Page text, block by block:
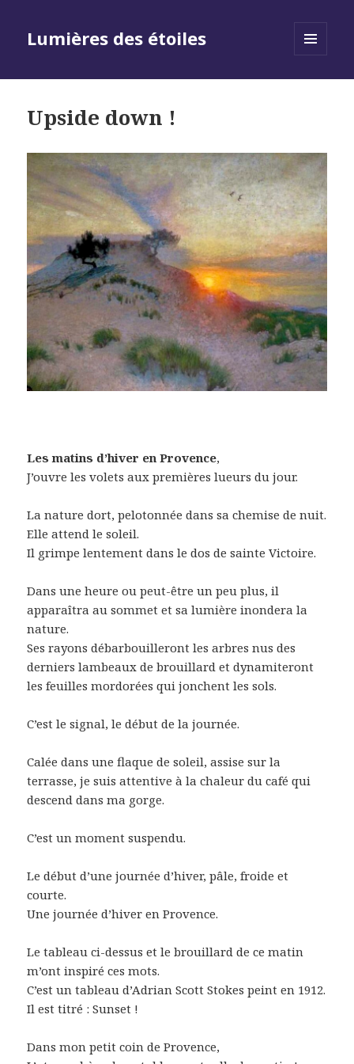
Lumières des étoiles
Upside down !
Les matins d’hiver en Provence,
J’ouvre les volets aux premières lueurs du jour.
La nature dort, pelotonnée dans sa chemise de nuit.
Elle attend le soleil.
Il grimpe lentement dans le dos de sainte Victoire.
Dans une heure ou peut-être un peu plus, il
apparaîtra au sommet et sa lumière inondera la
nature.
Ses rayons débarbouilleront les arbres nus des
derniers lambeaux de brouillard et dynamiteront
les feuilles mordorées qui jonchent les sols.
C’est le signal, le début de la journée.
Calée dans une flaque de soleil, assise sur la
terrasse, je suis attentive à la chaleur du café qui
descend dans ma gorge.
C’est un moment suspendu.
Le début d’une journée d’hiver, pâle, froide et
courte.
Une journée d’hiver en Provence.
Le tableau ci-dessus et le brouillard de ce matin
m’ont inspiré ces mots.
C’est un tableau d’Adrian Scott Stokes peint en 1912.
Il est titré : Sunset !
Dans mon petit coin de Provence,